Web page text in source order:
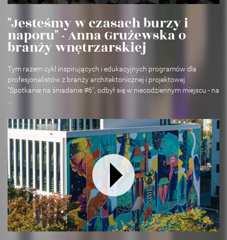
"Jesteśmy w czasach burzy i
naporu" - Anna Grużewska o
branży wnętrzarskiej
Tym razem cykl inspirujących i edukacyjnych programów dla
profesjonalistów z branży architektonicznej i projektowej
"Spotkanie na śniadanie #6", odbył się w niecodziennym miejscu - na
...